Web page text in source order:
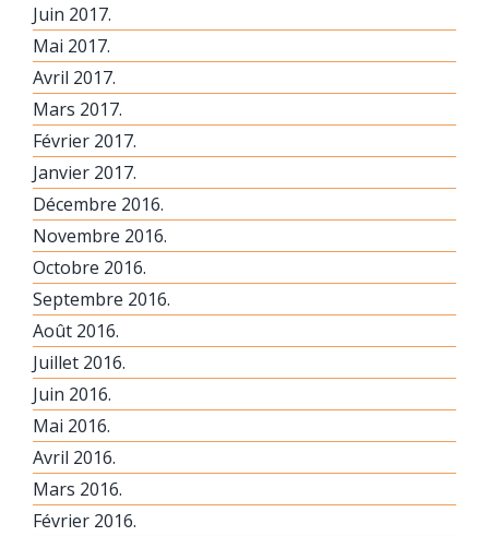
Juin 2017.
Mai 2017.
Avril 2017.
Mars 2017.
Février 2017.
Janvier 2017.
Décembre 2016.
Novembre 2016.
Octobre 2016.
Septembre 2016.
Août 2016.
Juillet 2016.
Juin 2016.
Mai 2016.
Avril 2016.
Mars 2016.
Février 2016.